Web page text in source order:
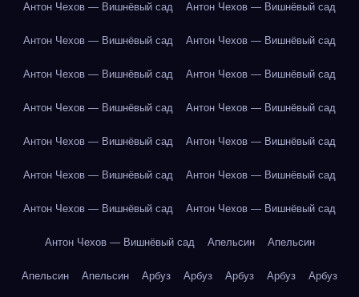
Антон Чехов — Вишнёвый сад Антон Чехов — Вишнёвый сад
Антон Чехов — Вишнёвый сад Антон Чехов — Вишнёвый сад
Антон Чехов — Вишнёвый сад Антон Чехов — Вишнёвый сад
Антон Чехов — Вишнёвый сад Антон Чехов — Вишнёвый сад
Антон Чехов — Вишнёвый сад Антон Чехов — Вишнёвый сад
Антон Чехов — Вишнёвый сад Антон Чехов — Вишнёвый сад
Антон Чехов — Вишнёвый сад Антон Чехов — Вишнёвый сад
Антон Чехов — Вишнёвый сад Апельсин Апельсин
Апельсин Апельсин Арбуз Арбуз Арбуз Арбуз Арбуз